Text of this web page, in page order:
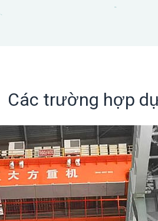
Các trường hợp